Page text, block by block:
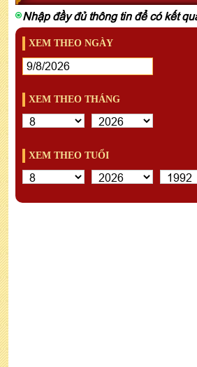
Nhập đầy đủ thông tin để có kết
XEM THEO NGÀY
XEM THEO THÁNG
XEM THEO TUỔI